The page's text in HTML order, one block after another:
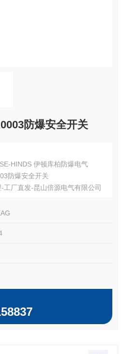
防爆安全开关
HINDS 伊顿库柏防爆电气
防爆安全开关
工厂直发-昆山倍源电气有限公司